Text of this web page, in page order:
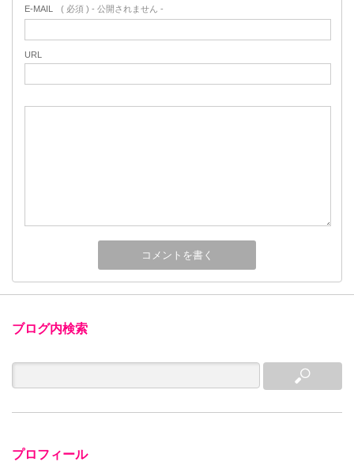
E-MAIL ( 必須 ) - 公開されません -
URL
ブログ内検索
プロフィール